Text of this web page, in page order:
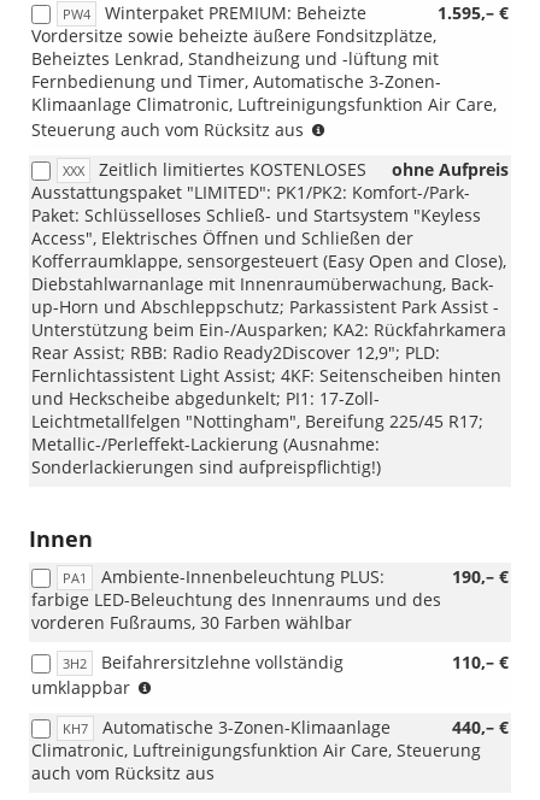
mit
Lederpolsterung
Vienna
oder
Aktionspaket
PW4 1.595,– €
Winterpaket PREMIUM: Beheizte
Vordersitze sowie beheizte äußere Fondsitzplätze,
Beheiztes Lenkrad, Standheizung und -lüftung mit
Fernbedienung und Timer, Automatische 3-Zonen-
Klimaanlage Climatronic, Luftreinigungsfunktion Air Care,
Steuerung auch vom Rücksitz aus
mit
1.5
eTSI
DSG)
XXX ohne Aufpreis
Zeitlich limitiertes KOSTENLOSES
Ausstattungspaket "LIMITED": PK1/PK2: Komfort-/Park-
Paket: Schlüsselloses Schließ- und Startsystem "Keyless
Access", Elektrisches Öffnen und Schließen der
Kofferraumklappe, sensorgesteuert (Easy Open and Close),
Diebstahlwarnanlage mit Innenraumüberwachung, Back-
up-Horn und Abschleppschutz; Parkassistent Park Assist -
Unterstützung beim Ein-/Ausparken; KA2: Rückfahrkamera
Rear Assist; RBB: Radio Ready2Discover 12,9"; PLD:
Fernlichtassistent Light Assist; 4KF: Seitenscheiben hinten
und Heckscheibe abgedunkelt; PI1: 17-Zoll-
Leichtmetallfelgen "Nottingham", Bereifung 225/45 R17;
Metallic-/Perleffekt-Lackierung (Ausnahme:
Sonderlackierungen sind aufpreispflichtig!)
Innen
PA1 190,– €
Ambiente-Innenbeleuchtung PLUS:
farbige LED-Beleuchtung des Innenraums und des
vorderen Fußraums, 30 Farben wählbar
3H2 110,– €
Beifahrersitzlehne vollständig
umklappbar
mit
PB2
und
KH7 440,– €
Automatische 3-Zonen-Klimaanlage
Climatronic, Luftreinigungsfunktion Air Care, Steuerung
auch vom Rücksitz aus